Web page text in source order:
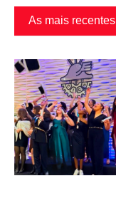
As mais recentes